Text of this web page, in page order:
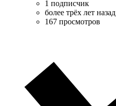
1 подписчик
более трёх лет назад
167 просмотров